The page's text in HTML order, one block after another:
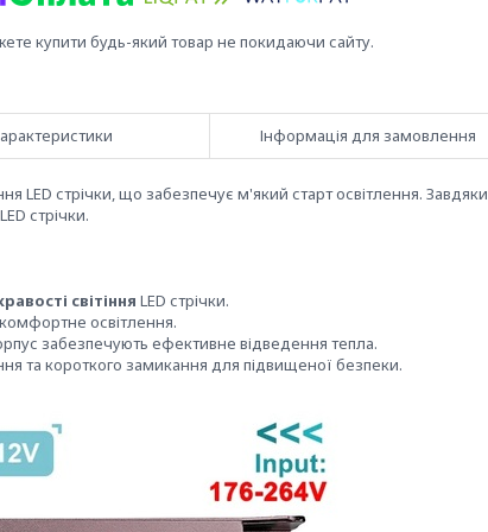
купити будь-який товар не покидаючи сайту.
Інформація для замовлення
стрічки, що забезпечує м'який старт освітлення. Завдяки
стрічки.
світіння LED стрічки.
освітлення.
забезпечують ефективне відведення тепла.
та короткого замикання для підвищеної безпеки.